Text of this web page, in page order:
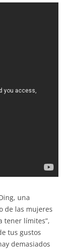
una
de las mujeres
tener límites”,
tus gustos
demasiados